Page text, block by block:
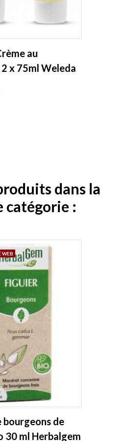
au
x 75ml Weleda
dans la
catégorie :
de
30 ml Herbalgem
WEB